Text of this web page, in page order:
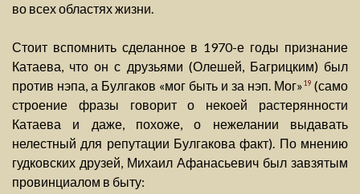
во всех областях жизни.
Стоит вспомнить сделанное в 1970-е годы признание
Катаева, что он с друзьями (Олешей, Багрицким) был
против нэпа, а Булгаков «мог быть и за нэп. Мог»19 (само
строение фразы говорит о некоей растерянности
Катаева и даже, похоже, о нежелании выдавать
нелестный для репутации Булгакова факт). По мнению
гудковских друзей, Михаил Афанасьевич был завзятым
провинциалом в быту: